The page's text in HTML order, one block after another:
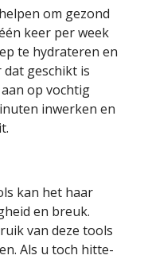
om gezond
keer per week
te hydrateren en
dat geschikt is
op vochtig
inwerken en
kan het haar
en breuk.
van deze tools
Als u toch hitte-